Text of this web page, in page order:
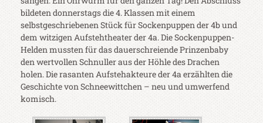
bildeten donnerstags die 4. Klassen mit einem
selbstgeschriebenen Stück für Sockenpuppen der 4b und
dem witzigen Aufstehtheater der 4a.Die Sockenpuppen-
Helden mussten für das dauerschreiende Prinzenbaby
den wertvollen Schnuller aus der Höhle des Drachen
holen.Die rasanten Aufstehakteure der 4a erzählten die
Geschichte von Schneewittchen – neu und umwerfend
komisch.